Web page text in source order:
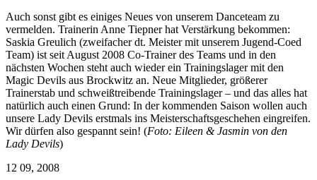
Auch sonst gibt es einiges Neues von unserem Danceteam zu
vermelden. Trainerin Anne Tiepner hat Verstärkung bekommen:
Saskia Greulich (zweifacher dt. Meister mit unserem Jugend-Coed
Team) ist seit August 2008 Co-Trainer des Teams und in den
nächsten Wochen steht auch wieder ein Trainingslager mit den
Magic Devils aus Brockwitz an. Neue Mitglieder, größerer
Trainerstab und schweißtreibende Trainingslager – und das alles hat
natürlich auch einen Grund: In der kommenden Saison wollen auch
unsere Lady Devils erstmals ins Meisterschaftsgeschehen eingreifen.
Wir dürfen also gespannt sein! (Foto: Eileen & Jasmin von den
Lady Devils)
12 09, 2008